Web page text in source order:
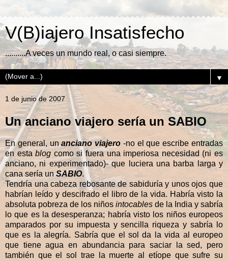
V(B)iajero Insatisfecho
..........A veces un mundo real, o casi siempre.
▼
1 de junio de 2007
Un anciano viajero sería un SABIO
En general, unanciano viajero -no el que escribe entradas
en establog como si fuera una imperiosa necesidad (ni es
anciano, ni experimentado)- que luciera una barba larga y
cana sería unSABIO.
Tendría una cabeza rebosante de sabiduría y unos ojos que
habrían leído y descifrado el libro de la vida. Habría visto la
absoluta pobreza de los niños intocables de la India y sabría
lo que es la desesperanza; habría visto los niños europeos
amparados por su impuesta y sencilla riqueza y sabría lo
que es la alegría. Sabría que el sol da la vida al europeo
que tiene agua en abundancia para saciar la sed, pero
también que el sol trae la muerte al etíope que sufre su